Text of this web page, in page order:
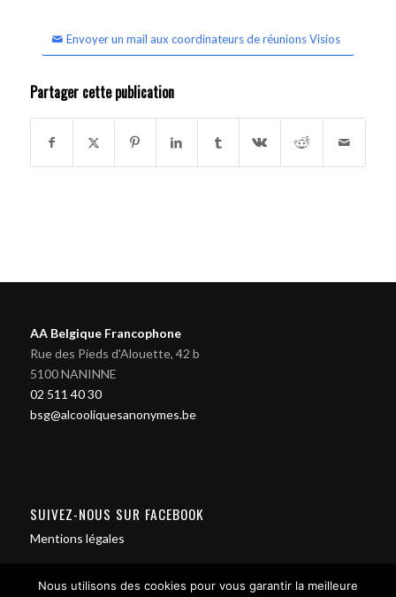
Envoyer un mail aux coordinateurs de réunions Visios
Partager cette publication
AA Belgique Francophone
Rue des Pieds d'Alouette, 42 b
5100 NANINNE
02 511 40 30
bsg@alcooliquesanonymes.be
SUIVEZ-NOUS SUR FACEBOOK
Mentions légales
Nous utilisons des cookies pour vous garantir la meilleure